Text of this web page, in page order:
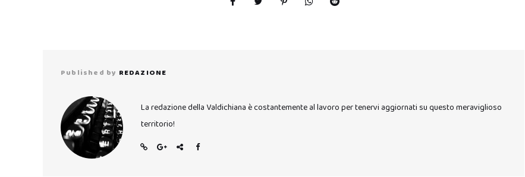
Published by REDAZIONE
La redazione della Valdichiana è costantemente al lavoro per tenervi aggiornati su questo meraviglioso
territorio!